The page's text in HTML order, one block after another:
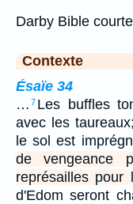
Darby Bible
Contexte
Ésaïe 34
… 7 Les buffles
avec les
le sol est
de vengeance
représailles pour
d'Edom seront